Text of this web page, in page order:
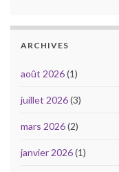
ARCHIVES
août 2026(1)
juillet 2026(3)
mars 2026(2)
janvier 2026(1)